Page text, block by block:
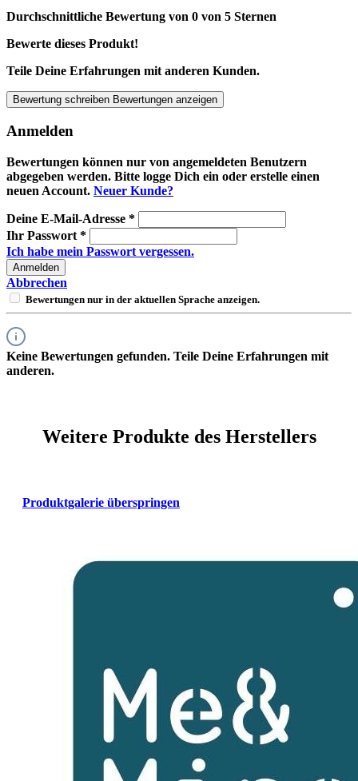
Durchschnittliche Bewertung von 0 von 5 Sternen
Bewerte dieses Produkt!
Teile Deine Erfahrungen mit anderen Kunden.
Bewertung schreiben Bewertungen anzeigen
Anmelden
Bewertungen können nur von angemeldeten Benutzern
abgegeben werden. Bitte logge Dich ein oder erstelle einen
neuen Account. Neuer Kunde?
Deine E-Mail-Adresse *
Ihr Passwort *
Ich habe mein Passwort vergessen.
Anmelden
Abbrechen
Bewertungen nur in der aktuellen Sprache anzeigen.
Keine Bewertungen gefunden. Teile Deine Erfahrungen mit
anderen.
Weitere Produkte des Herstellers
Produktgalerie überspringen